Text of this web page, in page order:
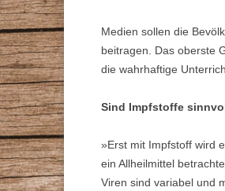
Medien sollen die
beitragen. Das oberste
die wahrhaftige
Sind Impfstoffe
»Erst mit Impfstoff wird
ein Allheilmittel
Viren sind variabel und